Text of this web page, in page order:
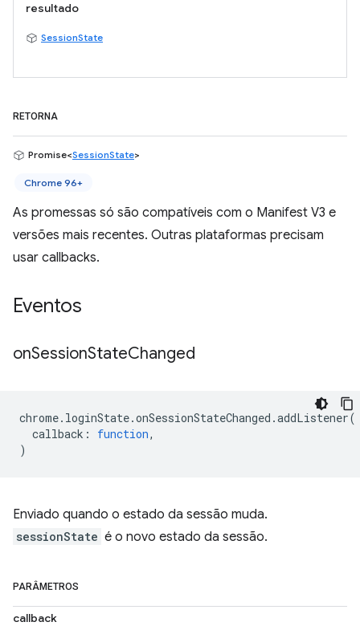
resultado
SessionState
RETORNA
Promise<SessionState>
Chrome 96+
As promessas só são compatíveis com o Manifest V3 e
versões mais recentes. Outras plataformas precisam
usar callbacks.
Eventos
onSessionStateChanged
chrome. loginState.onSessionStateChanged .addListener(
callback : function,
)
Enviado quando o estado da sessão muda.
sessionState é o novo estado da sessão.
PARÂMETROS
callback